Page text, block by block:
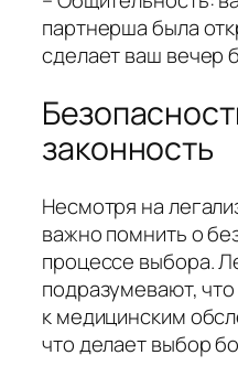
партнерша была
сделает ваш вечер
законность
Несмотря на
важно помнить о
процессе выбора.
подразумевают,
к медицинским
что делает выбор